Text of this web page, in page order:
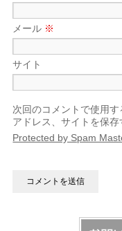
メール ※
サイト
次回のコメントで使用
アドレス、サイトを保存
Protected by Spam